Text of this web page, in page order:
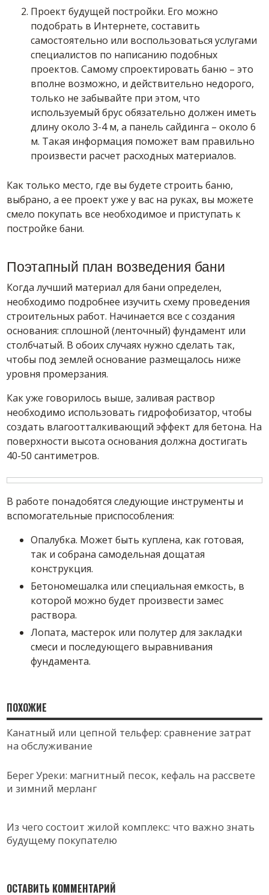
Проект будущей постройки. Его можно
подобрать в Интернете, составить
самостоятельно или воспользоваться услугами
специалистов по написанию подобных
проектов. Самому спроектировать баню – это
вполне возможно, и действительно недорого,
только не забывайте при этом, что
используемый брус обязательно должен иметь
длину около 3-4 м, а панель сайдинга – около 6
м. Такая информация поможет вам правильно
произвести расчет расходных материалов.
Как только место, где вы будете строить баню,
выбрано, а ее проект уже у вас на руках, вы можете
смело покупать все необходимое и приступать к
постройке бани.
Поэтапный план возведения бани
Когда лучший материал для бани определен,
необходимо подробнее изучить схему проведения
строительных работ. Начинается все с создания
основания: сплошной (ленточный) фундамент или
столбчатый. В обоих случаях нужно сделать так,
чтобы под землей основание размещалось ниже
уровня промерзания.
Как уже говорилось выше, заливая раствор
необходимо использовать гидрофобизатор, чтобы
создать влагоотталкивающий эффект для бетона. На
поверхности высота основания должна достигать
40-50 сантиметров.
В работе понадобятся следующие инструменты и
вспомогательные приспособления:
Опалубка. Может быть куплена, как готовая,
так и собрана самодельная дощатая
конструкция.
Бетономешалка или специальная емкость, в
которой можно будет произвести замес
раствора.
Лопата, мастерок или полутер для закладки
смеси и последующего выравнивания
фундамента.
ПОХОЖИЕ
Канатный или цепной тельфер: сравнение затрат
на обслуживание
Берег Уреки: магнитный песок, кефаль на рассвете
и зимний мерланг
Из чего состоит жилой комплекс: что важно знать
будущему покупателю
ОСТАВИТЬ КОММЕНТАРИЙ